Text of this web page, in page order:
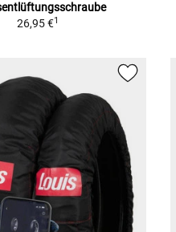
26,95 €1